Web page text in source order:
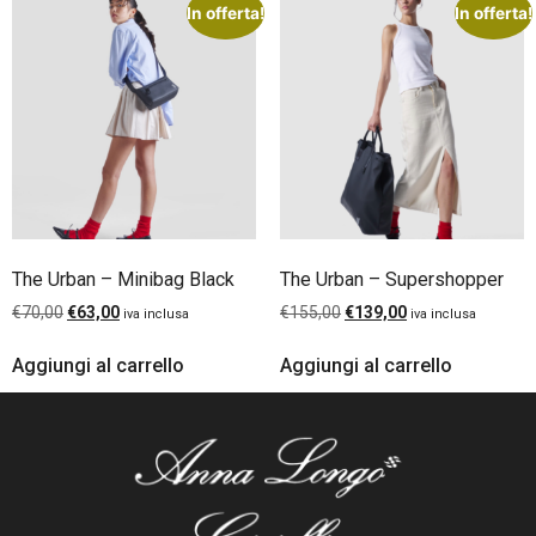
In offerta!
The Urban – Minibag Black
€70,00€63,00 iva inclusa
Aggiungi al carrello
In offerta!
The Urban – Supershopper
€155,00€139,00 iva inclusa
Aggiungi al carrello